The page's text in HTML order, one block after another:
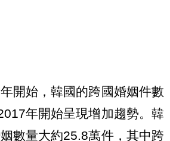
開始，韓國的跨國婚姻件數
年開始呈現增加趨勢。韓
數量大約25.8萬件，其中跨